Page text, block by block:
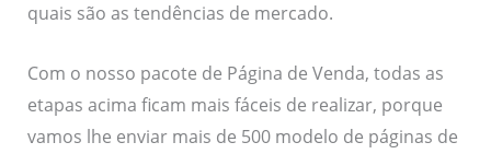
quais são as tendências de mercado.
Com o nosso pacote de Página de Venda, todas as
etapas acima ficam mais fáceis de realizar, porque
vamos lhe enviar mais de 500 modelo de páginas de